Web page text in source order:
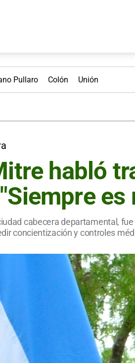
Pullaro Colón Unión
habló
cabecera departamental,
concientización y controles